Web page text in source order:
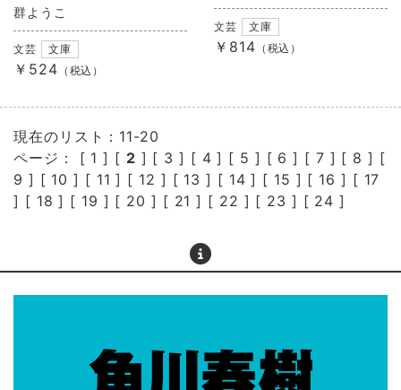
群ようこ
文芸 文庫
￥524 （税込）
文芸 文庫
￥814 （税込）
現在のリスト：11-20
ページ： [ 1 ] [ 2 ] [ 3 ] [ 4 ] [ 5 ] [ 6 ] [ 7 ] [ 8 ] [
9 ] [ 10 ] [ 11 ] [ 12 ] [ 13 ] [ 14 ] [ 15 ] [ 16 ] [ 17
] [ 18 ] [ 19 ] [ 20 ] [ 21 ] [ 22 ] [ 23 ] [ 24 ]